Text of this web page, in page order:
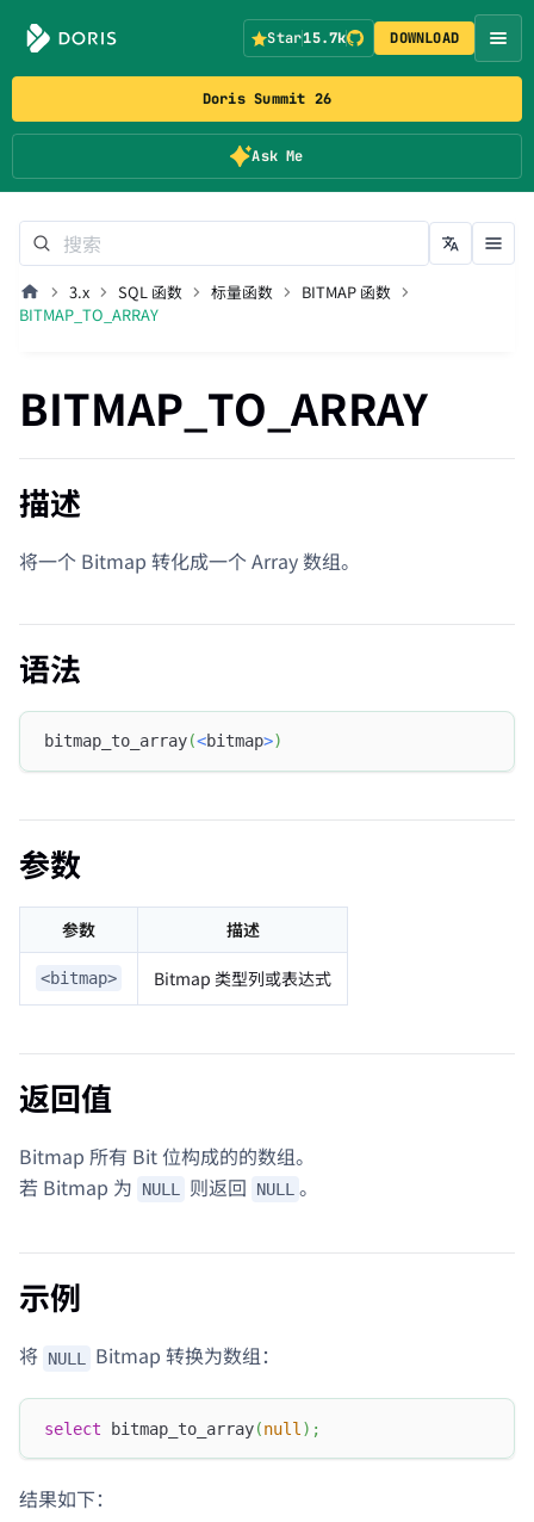
Doris Summit 26
Ask Me
Star15.7k DOWNLOAD
3.x SQL 函数 标量函数
BITMAP 函数
BITMAP_TO_ARRAY
BITMAP_TO_ARRAY
描述
将一个 Bitmap 转化成一个 Array 数组。
语法
bitmap_to_array(<bitmap>)
参数
参数 描述
<bitmap> Bitmap 类型列或表达式
返回值
Bitmap 所有 Bit 位构成的的数组。
若 Bitmap 为
NULL 则返回 NULL 。
示例
将 NULL Bitmap 转换为数组：
select bitmap_to_array(null ) ;
结果如下：